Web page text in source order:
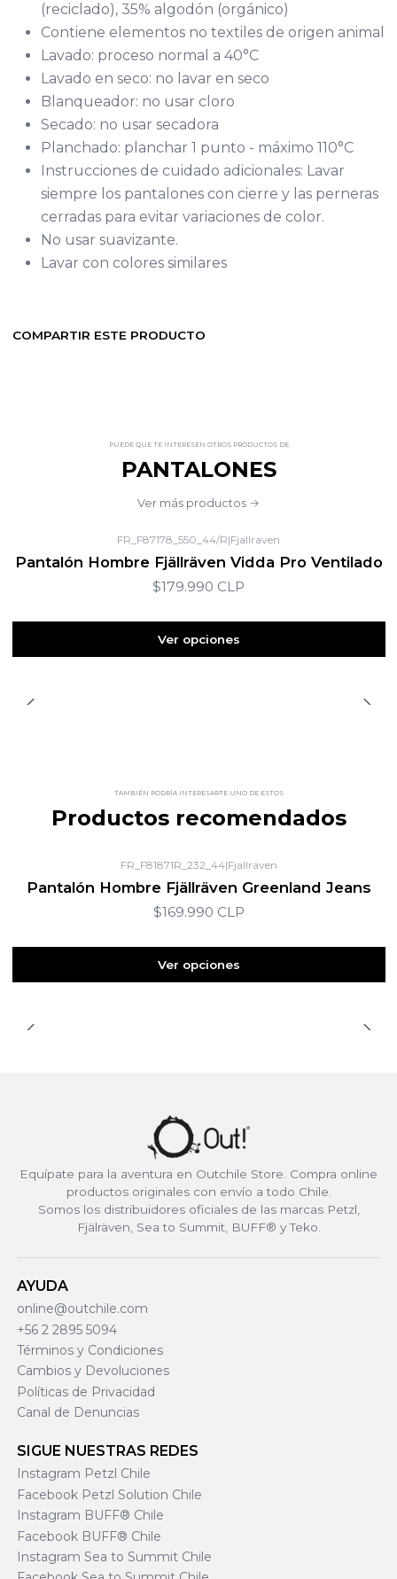
(reciclado), 35% algodón (orgánico)
Contiene elementos no textiles de origen animal
Lavado: proceso normal a 40°C
Lavado en seco: no lavar en seco
Blanqueador: no usar cloro
Secado: no usar secadora
Planchado: planchar 1 punto - máximo 110°C
Instrucciones de cuidado adicionales: Lavar
siempre los pantalones con cierre y las perneras
cerradas para evitar variaciones de color.
No usar suavizante.
Lavar con colores similares
COMPARTIR ESTE PRODUCTO
PUEDE QUE TE INTERESEN OTROS PRODUCTOS DE
PANTALONES
Ver más productos
FR_F87178_550_44/R|Fjallraven
Pantalón Hombre Fjällräven Vidda Pro Ventilado
$179.990 CLP
Ver opciones
TAMBIÉN PODRÍA INTERESARTE UNO DE ESTOS
Productos recomendados
FR_F81871R_232_44|Fjallraven
Pantalón Hombre Fjällräven Greenland Jeans
$169.990 CLP
Ver opciones
Equípate para la aventura en Outchile Store. Compra online
productos originales con envío a todo Chile.
Somos los distribuidores oficiales de las marcas Petzl,
Fjälräven, Sea to Summit, BUFF® y Teko.
AYUDA
online@outchile.com
+56 2 2895 5094
Términos y Condiciones
Cambios y Devoluciones
Políticas de Privacidad
Canal de Denuncias
SIGUE NUESTRAS REDES
Instagram Petzl Chile
Facebook Petzl Solution Chile
Instagram BUFF® Chile
Facebook BUFF® Chile
Instagram Sea to Summit Chile